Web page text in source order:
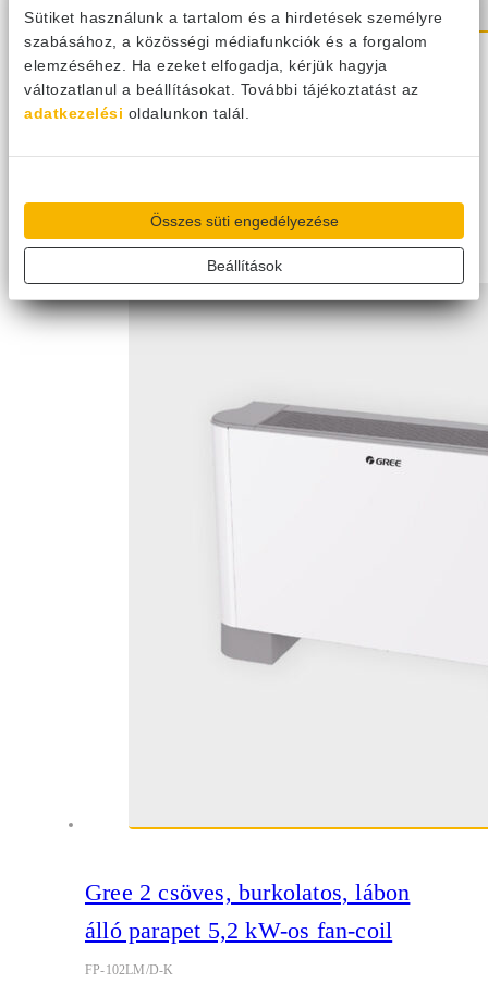
Sütiket használunk a tartalom és a hirdetések személyre
szabásához, a közösségi médiafunkciók és a forgalom
elemzéséhez. Ha ezeket elfogadja, kérjük hagyja
változatlanul a beállításokat. További tájékoztatást az
adatkezelési oldalunkon talál.
Összes süti engedélyezése
Beállítások
Gree 2 csöves, burkolatos, lábon
Egyedi ár
Egyedi ajánlatkérés Összehasonlító táblázathoz
Gree 2 csöves, burkolatos, lábon
álló parapet 5,2 kW-os fan-coil
FP-102LM/D-K